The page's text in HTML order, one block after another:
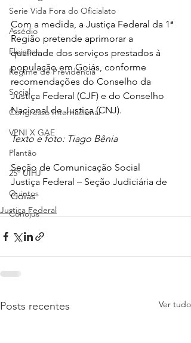
Serie Vida Fora do Oficialato
Assédio
Eleições
Regime de Previdência
Social
Congresso Internacional
VPNI X GAE
Plantão
25º UIHJ
Quintos
Conojus
Com a medida, a Justiça Federal da 1ª
Região pretende aprimorar a
qualidade dos serviços prestados à
população em Goiás, conforme
recomendações do Conselho da
Justiça Federal (CJF) e do Conselho
Nacional de Justiça (CNJ).
Texto e foto: Tiago Bênia
Seção de Comunicação Social
Justiça Federal – Seção Judiciária de
Goiás
Justiça Federal
Posts recentes Ver tudo